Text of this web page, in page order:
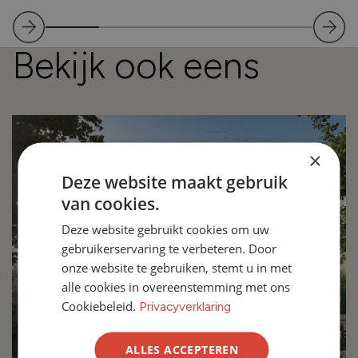
Bekijk ook eens
×
Deze website maakt gebruik
van cookies.
Deze website gebruikt cookies om uw
gebruikerservaring te verbeteren. Door
onze website te gebruiken, stemt u in met
alle cookies in overeenstemming met ons
Cookiebeleid. Privacyverklaring
ALLES ACCEPTEREN